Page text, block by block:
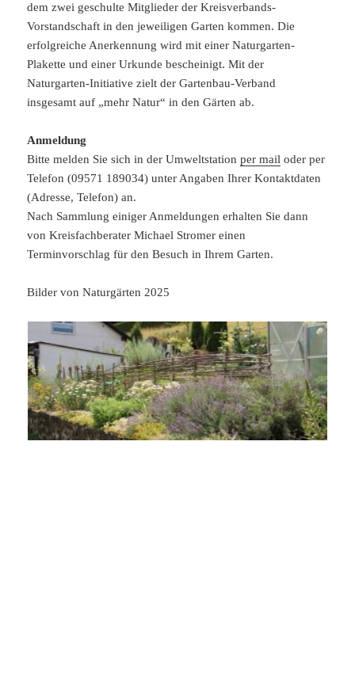
dem zwei geschulte Mitglieder der Kreisverbands-
Vorstandschaft in den jeweiligen Garten kommen. Die
erfolgreiche Anerkennung wird mit einer Naturgarten-
Plakette und einer Urkunde bescheinigt. Mit der
Naturgarten-Initiative zielt der Gartenbau-Verband
insgesamt auf „mehr Natur“ in den Gärten ab.
Anmeldung
Bitte melden Sie sich in der Umweltstationper mail oder per
Telefon (09571 189034) unter Angaben Ihrer Kontaktdaten
(Adresse, Telefon) an.
Nach Sammlung einiger Anmeldungen erhalten Sie dann
von Kreisfachberater Michael Stromer einen
Terminvorschlag für den Besuch in Ihrem Garten.
Bilder von Naturgärten 2025